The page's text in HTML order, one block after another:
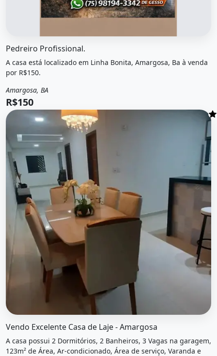
Pedreiro Profissional.
A casa está localizado em Linha Bonita, Amargosa, Ba à venda
por R$150.
Venda
Casa
Amargosa, BA
R$150
Vendo Excelente Casa de Laje - Amargosa
A casa possui 2 Dormitórios, 2 Banheiros, 3 Vagas na garagem,
123m² de Área, Ar-condicionado, Área de serviço, Varanda e